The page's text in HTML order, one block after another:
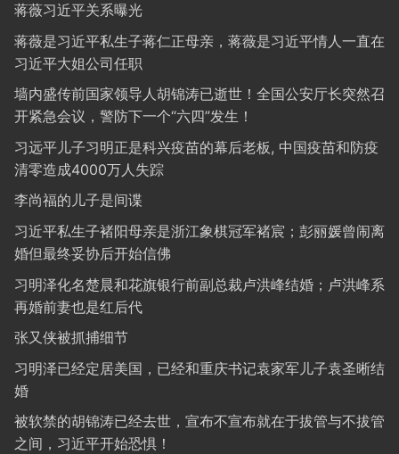
蒋薇习近平关系曝光
蒋薇是习近平私生子蒋仁正母亲，蒋薇是习近平情人一直在
习近平大姐公司任职
墙内盛传前国家领导人胡锦涛已逝世！全国公安厅长突然召
开紧急会议，警防下一个“六四”发生！
习远平儿子习明正是科兴疫苗的幕后老板, 中国疫苗和防疫
清零造成4000万人失踪
李尚福的儿子是间谍
习近平私生子褚阳母亲是浙江象棋冠军褚宸；彭丽媛曾闹离
婚但最终妥协后开始信佛
习明泽化名楚晨和花旗银行前副总裁卢洪峰结婚；卢洪峰系
再婚前妻也是红后代
张又侠被抓捕细节
习明泽已经定居美国，已经和重庆书记袁家军儿子袁圣晰结
婚
被软禁的胡锦涛已经去世，宣布不宣布就在于拔管与不拔管
之间，习近平开始恐惧！